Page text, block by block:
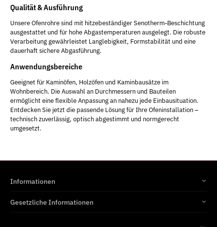
Qualität & Ausführung
Unsere Ofenrohre sind mit hitzebeständiger Senotherm-Beschichtung
ausgestattet und für hohe Abgastemperaturen ausgelegt. Die robuste
Verarbeitung gewährleistet Langlebigkeit, Formstabilität und eine
dauerhaft sichere Abgasführung.
Anwendungsbereiche
Geeignet für Kaminöfen, Holzöfen und Kaminbausätze im
Wohnbereich. Die Auswahl an Durchmessern und Bauteilen
ermöglicht eine flexible Anpassung an nahezu jede Einbausituation.
Entdecken Sie jetzt die passende Lösung für Ihre Ofeninstallation –
technisch zuverlässig, optisch abgestimmt und normgerecht
umgesetzt.
Informationen
Gesetzliche Informationen